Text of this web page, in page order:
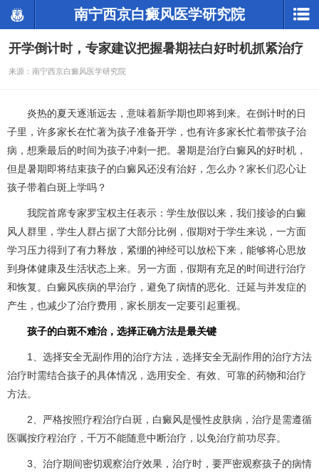
南宁西京白癜风医学研究院
开学倒计时，专家建议把握暑期祛白好时机抓紧治疗
来源：南宁西京白癜风医学研究院
炎热的夏天逐渐远去，意味着新学期也即将到来。在倒计时的日
子里，许多家长在忙著为孩子准备开学，也有许多家长忙着带孩子治
病，想乘最后的时间为孩子冲刺一把。暑期是治疗白癜风的好时机，
但是暑期即将结束孩子的白癜风还没有治好，怎么办？家长们忍心让
孩子带着白斑上学吗？
我院首席专家罗宝权主任表示：学生放假以来，我们接诊的白癜
风人群里，学生人群占据了大部分比例，假期对于学生来说，一方面
学习压力得到了有力释放，紧绷的神经可以放松下来，能够将心思放
到身体健康及生活状态上来。另一方面，假期有充足的时间进行治疗
和恢复。白癜风疾病的早治疗，避免了病情的恶化、迁延与并发症的
产生，也减少了治疗费用，家长朋友一定要引起重视。
孩子的白斑不难治，选择正确方法是最关键
1、选择安全无副作用的治疗方法，选择安全无副作用的治疗方法
治疗时需结合孩子的具体情况，选用安全、有效、可靠的药物和治疗
方法。
2、严格按照疗程治疗白斑，白癜风是慢性皮肤病，治疗是需遵循
医嘱按疗程治疗，千万不能随意中断治疗，以免治疗前功尽弃。
3、治疗期间密切观察治疗效果，治疗时，要严密观察孩子的病情